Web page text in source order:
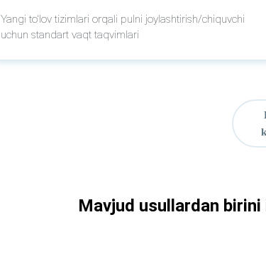
Yangi to'lov tizimlari orqali pulni joylashtirish/chiquvchi
uchun standart vaqt taqvimlari
Mavjud usullardan